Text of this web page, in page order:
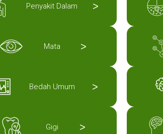
Penyakit Dalam >
Mata >
Bedah Umum >
Gigi >